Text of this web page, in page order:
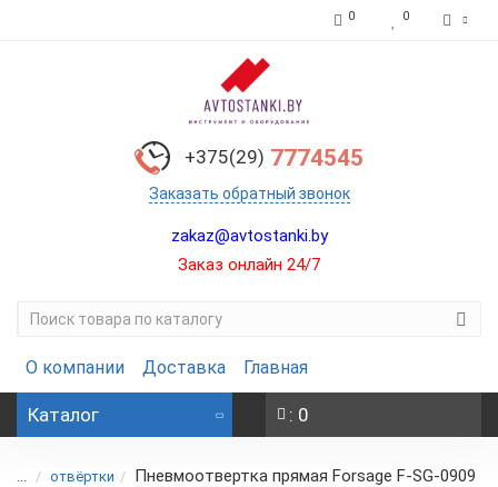
0 0
+375(29) 7774545
Заказать обратный звонок
zakaz@avtostanki.by
Заказ онлайн 24/7
О компании Доставка Главная
Каталог : 0
... отвёртки Пневмоотвертка прямая Forsage F-SG-0909